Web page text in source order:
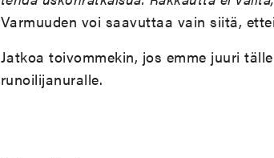
Varmuuden voi saavuttaa vain siitä,
Jatkoa toivommekin, jos emme juuri
runoilijanuralle.